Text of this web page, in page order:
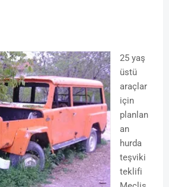
25 yaş
üstü
araçlar
için
planlan
an
hurda
teşviki
teklifi